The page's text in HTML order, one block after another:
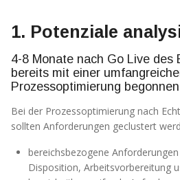
1. Potenziale
4-8 Monate nach Go Live des
bereits mit einer
Prozessoptimierung
Bei der Prozessoptimierung nach
sollten Anforderungen geclustert
bereichsbezogene Anforderungen
Disposition, Arbeitsvorbereitung